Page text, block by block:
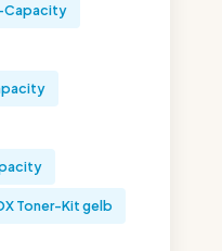
Capacity
Toner-Kit gelb